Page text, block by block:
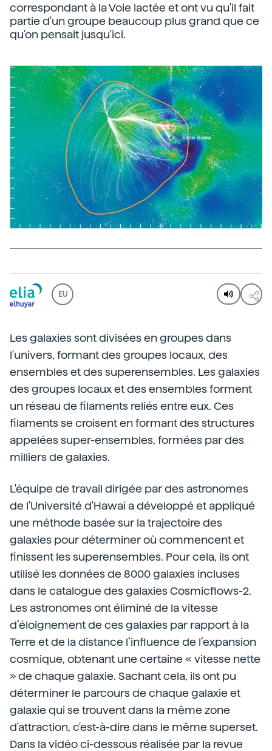
correspondant à la Voie lactée et ont vu qu'il fait
partie d'un groupe beaucoup plus grand que ce
qu'on pensait jusqu'ici.
EU
Les galaxies sont divisées en groupes dans
l'univers, formant des groupes locaux, des
ensembles et des superensembles. Les galaxies
des groupes locaux et des ensembles forment
un réseau de filaments reliés entre eux. Ces
filaments se croisent en formant des structures
appelées super-ensembles, formées par des
milliers de galaxies.
L'équipe de travail dirigée par des astronomes
de l'Université d'Hawaï a développé et appliqué
une méthode basée sur la trajectoire des
galaxies pour déterminer où commencent et
finissent les superensembles. Pour cela, ils ont
utilisé les données de 8000 galaxies incluses
dans le catalogue des galaxies Cosmicflows-2.
Les astronomes ont éliminé de la vitesse
d’éloignement de ces galaxies par rapport à la
Terre et de la distance l’influence de l’expansion
cosmique, obtenant une certaine « vitesse nette
» de chaque galaxie. Sachant cela, ils ont pu
déterminer le parcours de chaque galaxie et
galaxie qui se trouvent dans la même zone
d'attraction, c'est-à-dire dans le même superset.
Dans la vidéo ci-dessous réalisée par la revue